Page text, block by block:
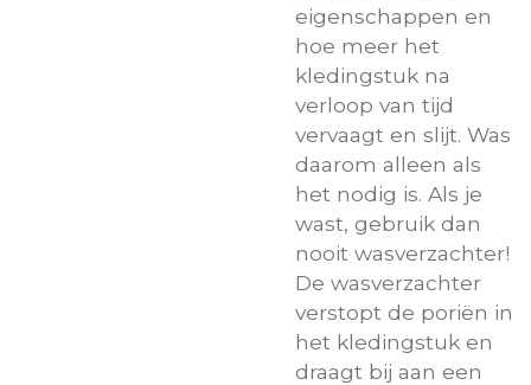
eigenschappen en
hoe meer het
kledingstuk na
verloop van tijd
vervaagt en slijt. Was
daarom alleen als
het nodig is. Als je
wast, gebruik dan
nooit wasverzachter!
De wasverzachter
verstopt de poriën in
het kledingstuk en
draagt bij aan een